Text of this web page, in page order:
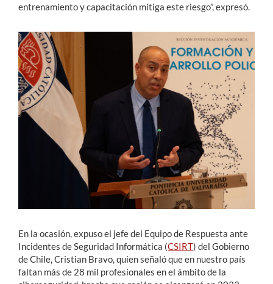
entrenamiento y capacitación mitiga este riesgo”, expresó.
En la ocasión, expuso el jefe del Equipo de Respuesta ante
Incidentes de Seguridad Informática (CSIRT) del Gobierno
de Chile, Cristian Bravo, quien señaló que en nuestro país
faltan más de 28 mil profesionales en el ámbito de la